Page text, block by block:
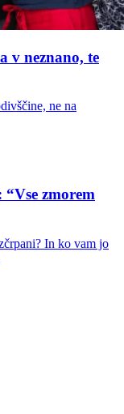
v neznano, te
ne na
zmorem
In ko vam jo